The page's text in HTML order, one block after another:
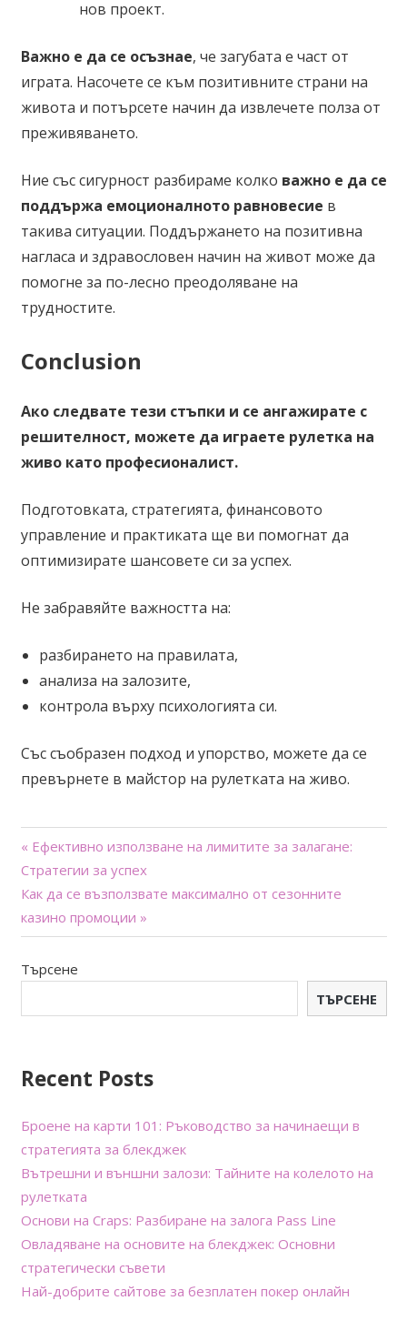
нов проект.
Важно е да се осъзнае, че загубата е част от
играта. Насочете се към позитивните страни на
живота и потърсете начин да извлечете полза от
преживяването.
Ние със сигурност разбираме колко важно е да се
поддържа емоционалното равновесие в
такива ситуации. Поддържането на позитивна
нагласа и здравословен начин на живот може да
помогне за по-лесно преодоляване на
трудностите.
Conclusion
Ако следвате тези стъпки и се ангажирате с
решителност, можете да играете рулетка на
живо като професионалист.
Подготовката, стратегията, финансовото
управление и практиката ще ви помогнат да
оптимизирате шансовете си за успех.
Не забравяйте важността на:
разбирането на правилата,
анализа на залозите,
контрола върху психологията си.
Със съобразен подход и упорство, можете да се
превърнете в майстор на рулетката на живо.
Навигация
« Ефективно използване на лимитите за залагане:
Стратегии за успех
Как да се възползвате максимално от сезонните
казино промоции »
Търсене
ТЪРСЕНЕ
Recent Posts
Броене на карти 101: Ръководство за начинаещи в
стратегията за блекджек
Вътрешни и външни залози: Тайните на колелото на
рулетката
Основи на Craps: Разбиране на залога Pass Line
Овладяване на основите на блекджек: Основни
стратегически съвети
Най-добрите сайтове за безплатен покер онлайн